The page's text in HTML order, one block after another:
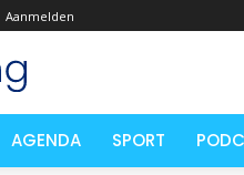
Aanmelden
AGENDA SPORT